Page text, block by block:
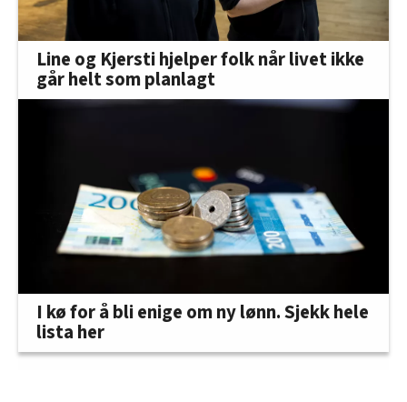
Line og Kjersti hjelper folk når livet ikke
går helt som planlagt
I kø for å bli enige om ny lønn. Sjekk hele
lista her